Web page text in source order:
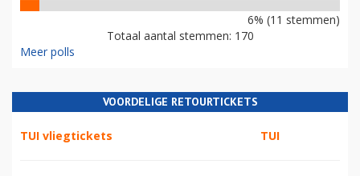
6% (11 stemmen)
Totaal aantal stemmen: 170
Meer polls
VOORDELIGE RETOURTICKETS
TUI vliegtickets TUI